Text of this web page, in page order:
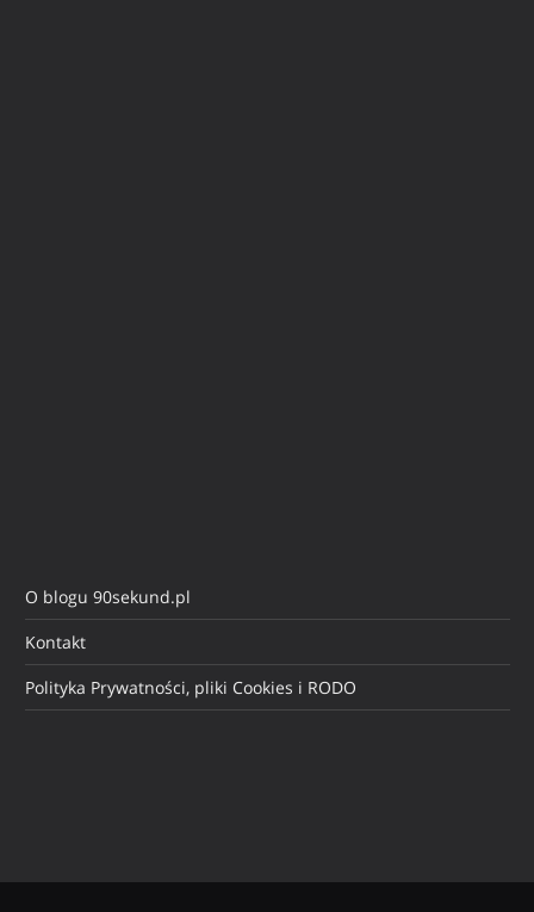
O blogu 90sekund.pl
Kontakt
Polityka Prywatności, pliki Cookies i RODO